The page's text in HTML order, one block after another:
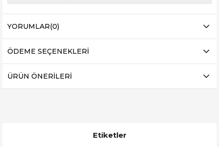
YORUMLAR(0)
ÖDEME SEÇENEKLERI
ÜRÜN ÖNERILERI
Etiketler